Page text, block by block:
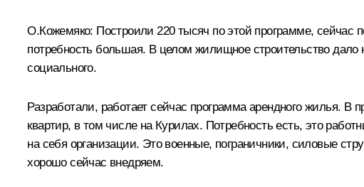
О.Кожемяко: Построили 220 тысяч по этой программе, сейчас
потребность большая. В целом жилищное строительство дало
социального.
Разработали, работает сейчас программа арендного жилья.
квартир, в том числе на Курилах. Потребность есть, это
на себя организации. Это военные, пограничники, силовые
хорошо сейчас внедряем.